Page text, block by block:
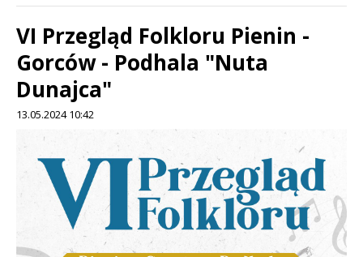
VI Przegląd Folkloru Pienin -
Gorców - Podhala "Nuta
Dunajca"
13.05.2024 10:42